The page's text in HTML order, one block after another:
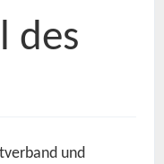
des
und